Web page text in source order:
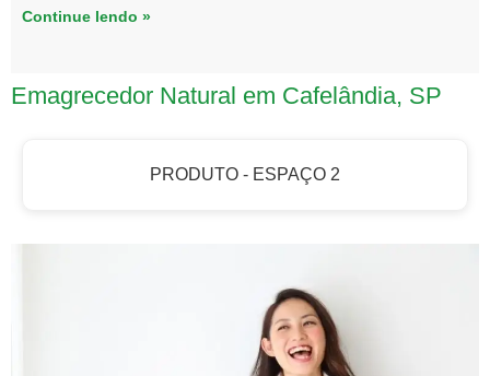
Continue lendo »
Emagrecedor Natural em Cafelândia, SP
PRODUTO - ESPAÇO 2